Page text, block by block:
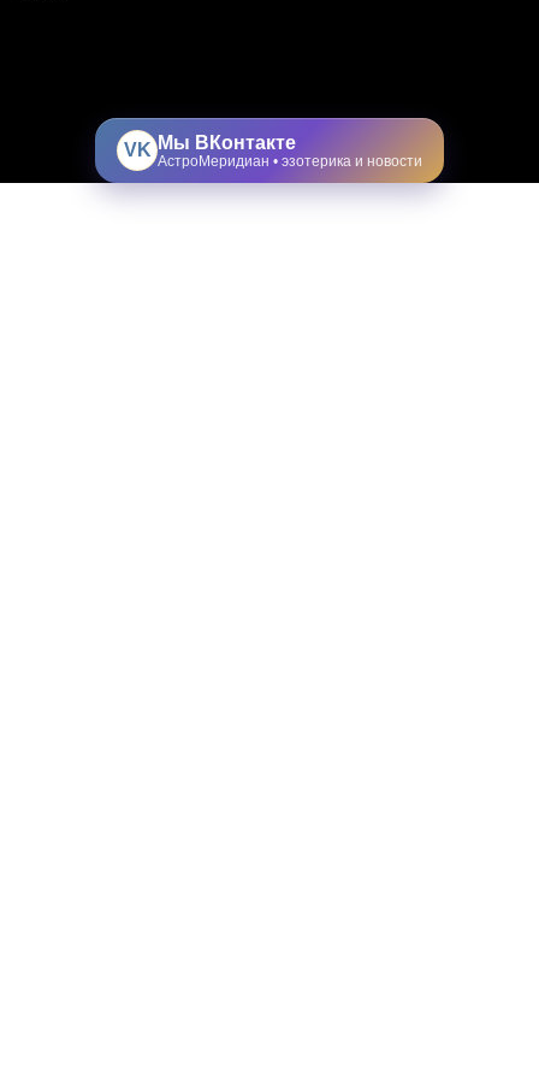
VK Мы ВКонтакте
АстроМеридиан • эзотерика и новости